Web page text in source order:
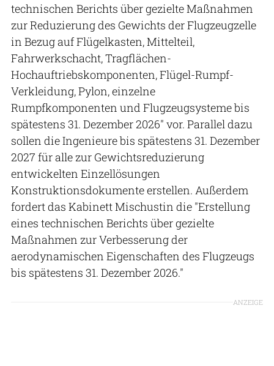
technischen Berichts über gezielte Maßnahmen
zur Reduzierung des Gewichts der Flugzeugzelle
in Bezug auf Flügelkasten, Mittelteil,
Fahrwerkschacht, Tragflächen-
Hochauftriebskomponenten, Flügel-Rumpf-
Verkleidung, Pylon, einzelne
Rumpfkomponenten und Flugzeugsysteme bis
spätestens 31. Dezember 2026" vor. Parallel dazu
sollen die Ingenieure bis spätestens 31. Dezember
2027 für alle zur Gewichtsreduzierung
entwickelten Einzellösungen
Konstruktionsdokumente erstellen. Außerdem
fordert das Kabinett Mischustin die "Erstellung
eines technischen Berichts über gezielte
Maßnahmen zur Verbesserung der
aerodynamischen Eigenschaften des Flugzeugs
bis spätestens 31. Dezember 2026."
ANZEIGE